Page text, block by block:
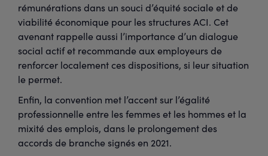
rémunérations dans un souci d’équité sociale et de
viabilité économique pour les structures ACI. Cet
avenant rappelle aussi l’importance d’un dialogue
social actif et recommande aux employeurs de
renforcer localement ces dispositions, si leur situation
le permet.
Enfin, la convention met l’accent sur l’égalité
professionnelle entre les femmes et les hommes et la
mixité des emplois, dans le prolongement des
accords de branche signés en 2021.